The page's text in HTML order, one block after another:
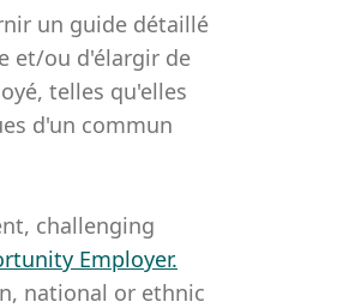
un guide détaillé
et/ou d'élargir de
telles qu'elles
d'un commun
challenging
Employer.
national or ethnic